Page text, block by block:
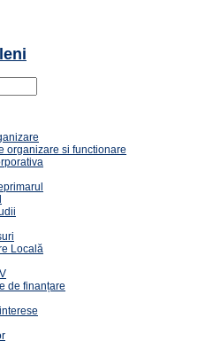
organizare si functionare
Locală
de finanțare